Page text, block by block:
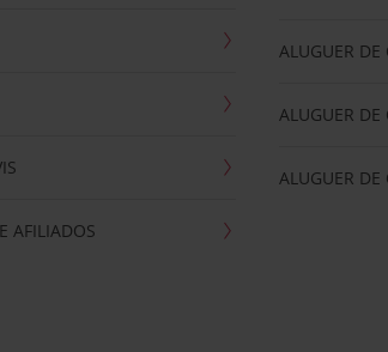
AFILIADOS
ALUGUER DE
ALUGUER DE
ALUGUER